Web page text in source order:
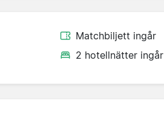
Matchbiljett ingår
2 hotellnätter ingår